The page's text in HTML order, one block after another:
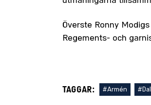
Överste Ronny Modigs
Regements- och
TAGGAR: #Armén